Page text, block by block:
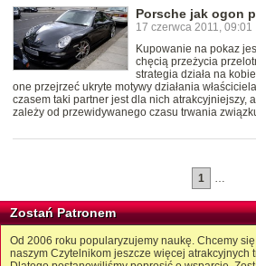
Porsche jak ogon
17 czerwca 2011, 09:01
Kupowanie na pokaz
chęcią przeżycia
strategia działa na
one przejrzeć ukryte motywy działania
czasem taki partner jest dla nich atrakcyjniejszy,
zależy od przewidywanego czasu trwania
1
Zostań Patronem
Od 2006 roku popularyzujemy naukę. Chcemy
naszym Czytelnikom jeszcze więcej atrakcyjnych